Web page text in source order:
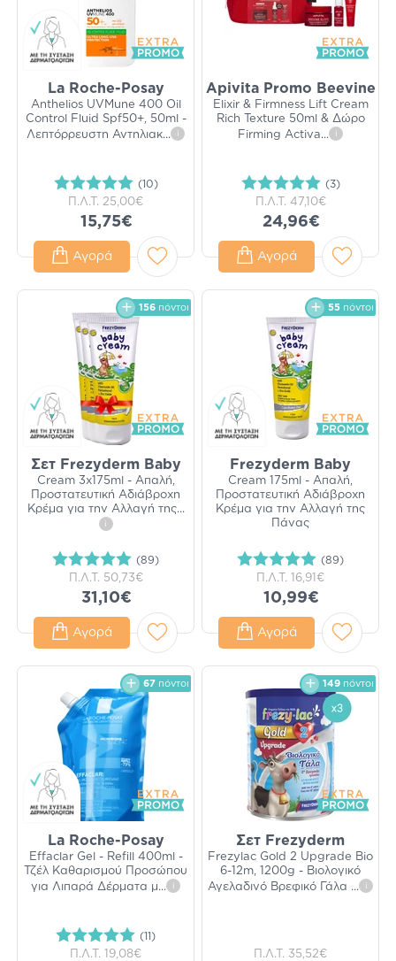
La Roche-Posay
Anthelios UVMune 400 Oil
Control Fluid Spf50+, 50ml -
Λεπτόρρευστη Αντηλιακ... i
(10)
Π.Λ.Τ. 25,00€
15,75€
Αγορά
Apivita Promo Beevine
Elixir & Firmness Lift Cream
Rich Texture 50ml & Δώρο
Firming Activa... i
(3)
Π.Λ.Τ. 47,10€
24,96€
Αγορά
156 πόντοι
Σετ Frezyderm Baby
Cream 3x175ml - Απαλή,
Προστατευτική Αδιάβροχη
Κρέμα για την Αλλαγή της...
i
(89)
Π.Λ.Τ. 50,73€
31,10€
Αγορά
55 πόντοι
Frezyderm Baby
Cream 175ml - Απαλή,
Προστατευτική Αδιάβροχη
Κρέμα για την Αλλαγή της
Πάνας
(89)
Π.Λ.Τ. 16,91€
10,99€
Αγορά
67 πόντοι
La Roche-Posay
Effaclar Gel - Refill 400ml -
Τζέλ Καθαρισμού Προσώπου
για Λιπαρά Δέρματα μ... i
(11)
Π.Λ.Τ. 19,08€
149 πόντοι
Σετ Frezyderm
Frezylac Gold 2 Upgrade Bio
6-12m, 1200g - Βιολογικό
Αγελαδινό Βρεφικό Γάλα ... i
Π.Λ.Τ. 35,52€